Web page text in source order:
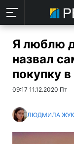
Я люблю
назвал
покупку
09:17 11.12.2020 Пт
ЛЮДМИЛА